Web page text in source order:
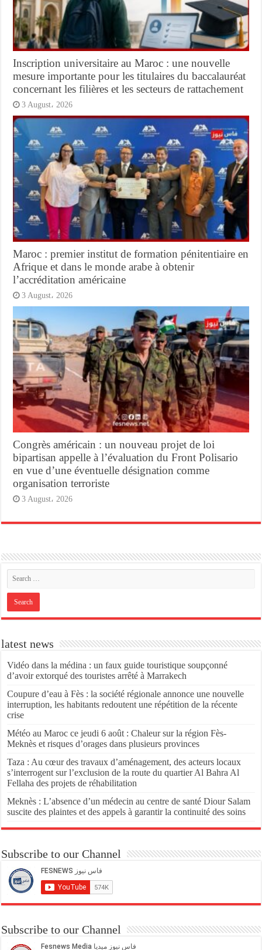
Inscription universitaire au Maroc : une nouvelle
mesure importante pour les titulaires du baccalauréat
concernant les filières et les secteurs de rattachement
3 August، 2026
Maroc : premier institut de formation pénitentiaire en
Afrique et dans le monde arabe à obtenir
l’accréditation américaine
3 August، 2026
Congrès américain : un nouveau projet de loi
bipartisan appelle à l’évaluation du Front Polisario
en vue d’une éventuelle désignation comme
organisation terroriste
3 August، 2026
latest news
Vidéo dans la médina : un faux guide touristique soupçonné
d’avoir extorqué des touristes arrêté à Marrakech
Coupure d’eau à Fès : la société régionale annonce une nouvelle
interruption, les habitants redoutent une répétition de la récente
crise
Météo au Maroc ce jeudi 6 août : Chaleur sur la région Fès-
Meknès et risques d’orages dans plusieurs provinces
Taza : Au cœur des travaux d’aménagement, des acteurs locaux
s’interrogent sur l’exclusion de la route du quartier Al Bahra Al
Fellaha des projets de réhabilitation
Meknès : L’absence d’un médecin au centre de santé Diour Salam
suscite des plaintes et des appels à garantir la continuité des soins
Subscribe to our Channel
Subscribe to our Channel